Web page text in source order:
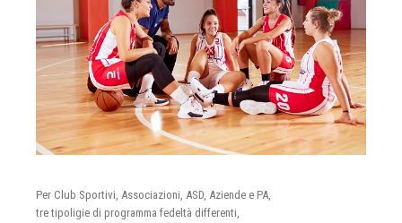
Per Club Sportivi, Associazioni, ASD, Aziende e PA,
tre tipoligie di programma fedeltà differenti,